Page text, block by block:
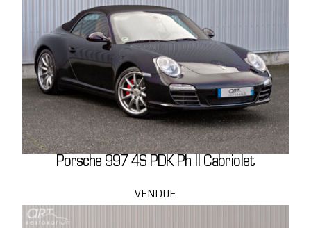
Porsche 997 4S PDK Ph II Cabriolet
VENDUE